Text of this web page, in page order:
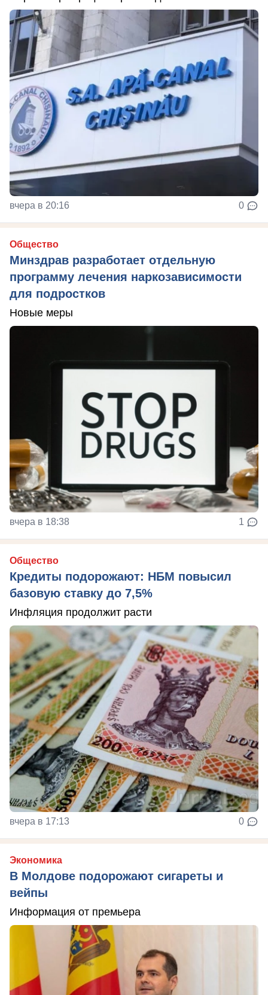
вчера в 20:16 0
Общество
Минздрав разработает отдельную
программу лечения наркозависимости
для подростков
Новые меры
вчера в 18:38 1
Общество
Кредиты подорожают: НБМ повысил
базовую ставку до 7,5%
Инфляция продолжит расти
вчера в 17:13 0
Экономика
В Молдове подорожают сигареты и
вейпы
Информация от премьера